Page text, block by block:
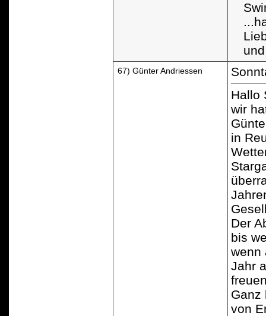
67) Günter Andriessen
Hallo
wir
in
Der
bis
wenn
Jahr
Ganz
von